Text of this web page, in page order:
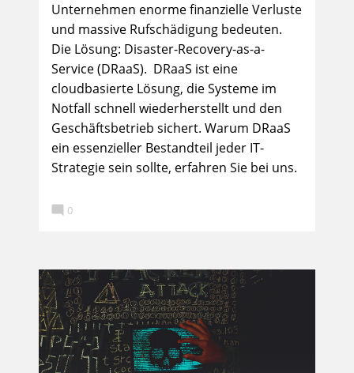
Unternehmen enorme finanzielle Verluste
und massive Rufschädigung bedeuten.
Die Lösung: Disaster-Recovery-as-a-
Service (DRaaS). DRaaS ist eine
cloudbasierte Lösung, die Systeme im
Notfall schnell wiederherstellt und den
Geschäftsbetrieb sichert. Warum DRaaS
ein essenzieller Bestandteil jeder IT-
Strategie sein sollte, erfahren Sie bei uns.
 0